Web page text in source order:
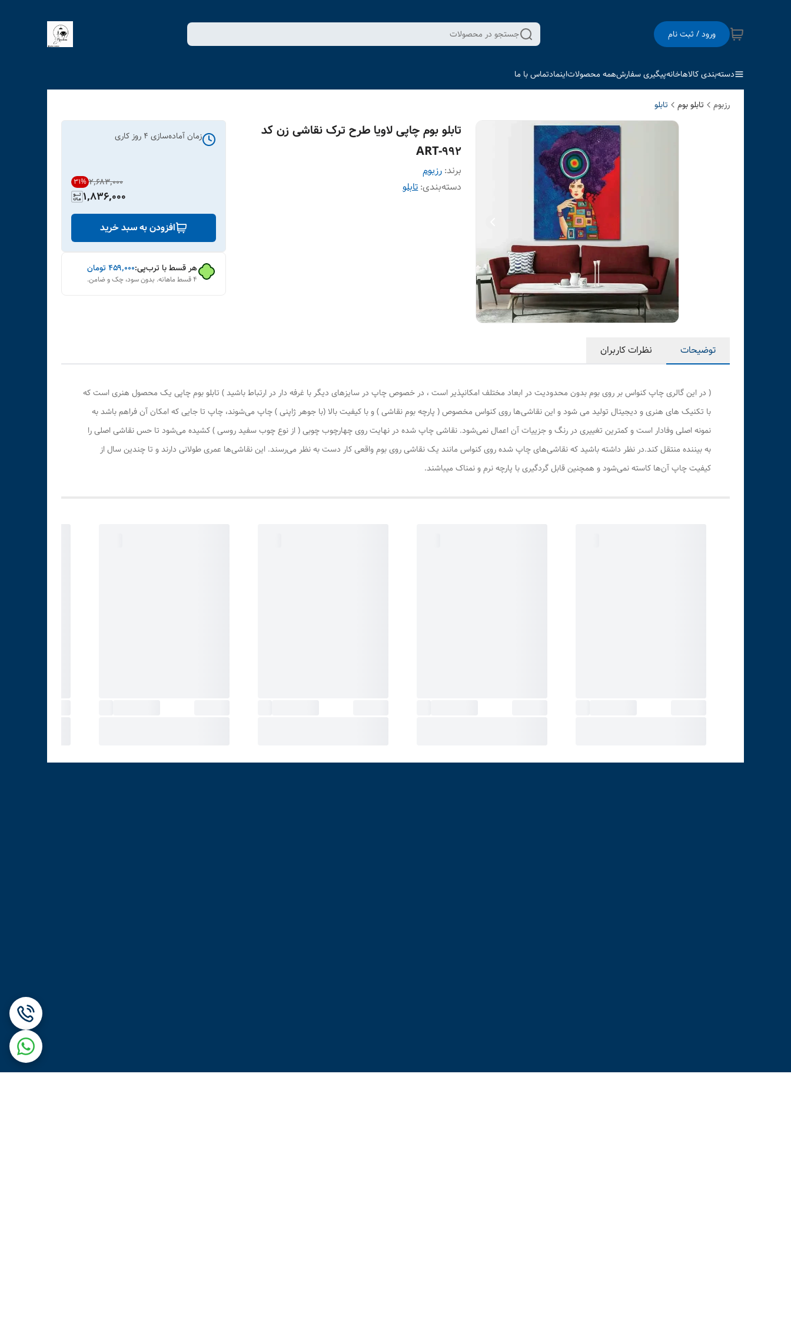
ورود / ثبت نام جستجو در محصولات
دسته‌بندی کالاهاخانهپیگیری سفارشهمه محصولاتاینمادتماس با ما
رزبوم تابلو بوم تابلو
تابلو بوم چاپی لاویا طرح ترک نقاشی زن کد
ART-992
برند: رزبوم
دسته‌بندی:تابلو
زمان آماده‌سازی 4 روز کاری
۲٬۶۸۳٬۰۰۰ 31%
1,836,000
افزودن به سبد خرید
هر قسط با ترب‌پی:۴۵۹٬۰۰۰ تومان
۴ قسط ماهانه. بدون سود، چک و ضامن.
توضیحات نظرات کاربران
( در این گالری چاپ کنواس بر روی بوم بدون محدودیت در ابعاد مختلف امکانپذیر است ، در خصوص چاپ در سایزهای دیگر با غرفه دار در ارتباط باشید ) تابلو بوم چاپی یک محصول هنری است که
با تکنیک های هنری و دیجیتال تولید می شود و این نقاشی‌ها روی کنواس مخصوص ( پارچه بوم نقاشی ) و با کیفیت بالا (با جوهر ژاپنی ) چاپ می‌شوند، چاپ تا جایی که امکان آن فراهم باشد به
نمونه اصلی وفادار است و کمترین تغییری در رنگ و جزییات آن اعمال نمی‌شود. نقاشی چاپ شده در نهایت روی چهارچوب چوبی ( از نوع چوب سفید روسی ) کشیده می‌شود تا حس نقاشی اصلی را
به بیننده منتقل کند.در نظر داشته باشید که نقاشی‌های چاپ شده روی کنواس مانند یک نقاشی روی بوم واقعی کار دست به نظر می‌رسند. این نقاشی‌ها عمری طولانی دارند و تا چندین سال از
کیفیت چاپ آن‌ها کاسته نمی‌شود و همچنین قابل گردگیری با پارچه نرم و نمناک میباشند.